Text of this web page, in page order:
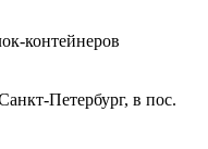
контейнеров
Петербург, в пос.